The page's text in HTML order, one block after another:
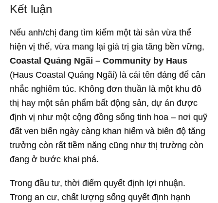
Kết luận
Nếu anh/chị đang tìm kiếm một tài sản vừa thể
hiện vị thế, vừa mang lại giá trị gia tăng bền vững,
Coastal Quảng Ngãi – Community by Haus
(Haus Coastal Quảng Ngãi) là cái tên đáng để cân
nhắc nghiêm túc. Không đơn thuần là một khu đô
thị hay một sản phẩm bất động sản, dự án được
định vị như một cộng đồng sống tinh hoa – nơi quỹ
đất ven biển ngày càng khan hiếm và biên độ tăng
trưởng còn rất tiềm năng cũng như thị trường còn
đang ở bước khai phá.
Trong đầu tư, thời điểm quyết định lợi nhuận.
Trong an cư, chất lượng sống quyết định hạnh